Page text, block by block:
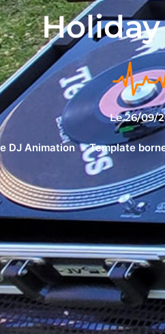
Le 26/09/
DJ Animation Template